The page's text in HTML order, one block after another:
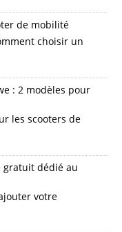
de mobilité
choisir un
: 2 modèles pour
les scooters de
gratuit dédié au
votre